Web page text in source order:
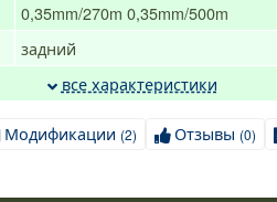
0,35mm/270m 0,35mm/500m
задний
все характеристики
Модификации (2) Отзывы (0)